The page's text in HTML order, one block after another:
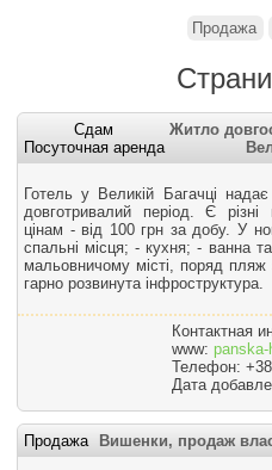
Продажа
Сдам
Посуточная аренда
Житло
Готель у Великій Багачці
довготривалий період. Є різні
цінам - від 100 грн за добу. У
спальні місця; - кухня; - ванна
мальовничому місті, поряд пляж
гарно розвинута інфроструктура.
Контактная
www:
Телефон:
Дата
Продажа Вишенки, продаж